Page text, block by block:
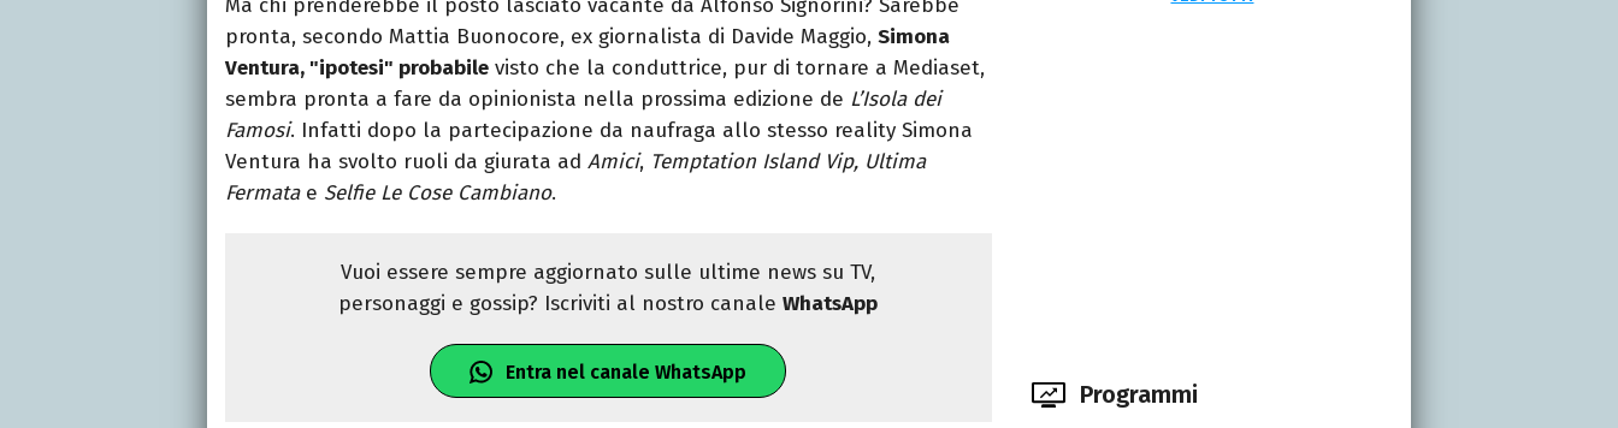
Ma chi prenderebbe il posto lasciato vacante da Alfonso Signorini? Sarebbe
pronta, secondo Mattia Buonocore, ex giornalista di Davide Maggio, Simona
Ventura, "ipotesi" probabile visto che la conduttrice, pur di tornare a Mediaset,
sembra pronta a fare da opinionista nella prossima edizione de L’Isola dei
Famosi. Infatti dopo la partecipazione da naufraga allo stesso reality Simona
Ventura ha svolto ruoli da giurata ad Amici, Temptation Island Vip, Ultima
Fermatae Selfie Le Cose Cambiano.
Vuoi essere sempre aggiornato sulle ultime news su TV,
personaggi e gossip? Iscriviti al nostro canaleWhatsApp
Entra nel canale WhatsApp
Programmi